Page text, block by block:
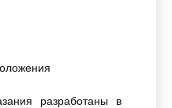
разработаны в